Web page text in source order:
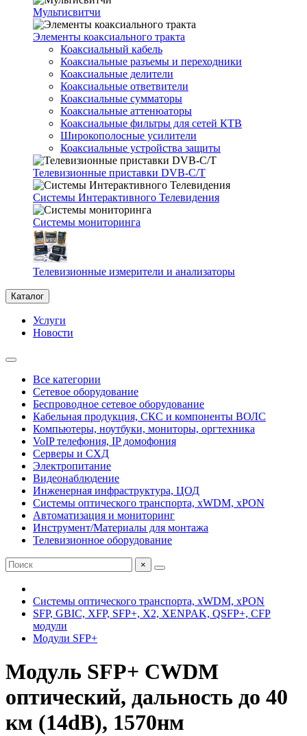
Мультисвитчи
Элементы коаксиального тракта
Коаксиальный кабель
Коаксиальные разъемы и переходники
Коаксиальные делители
Коаксиальные ответвители
Коаксиальные сумматоры
Коаксиальные аттенюаторы
Коаксиальные фильтры для сетей КТВ
Широкополосные усилители
Коаксиальные устройства защиты
Телевизионные приставки DVB-C/T
Системы Интерактивного Телевидения
Системы мониторинга
Телевизионные измерители и анализаторы
Каталог
Услуги
Новости
Все категории
Сетевое оборудование
Беспроводное сетевое оборудование
Кабельная продукция, СКС и компоненты ВОЛС
Компьютеры, ноутбуки, мониторы, оргтехника
VoIP телефония, IP домофония
Серверы и СХД
Электропитание
Видеонаблюдение
Инженерная инфраструктура, ЦОД
Системы оптического транспорта, xWDM, xPON
Автоматизация и мониторинг
Инструмент/Материалы для монтажа
Телевизионное оборудование
×
Системы оптического транспорта, xWDM, xPON
SFP, GBIC, XFP, SFP+, X2, XENPAK, QSFP+, CFP
модули
Модули SFP+
Модуль SFP+ CWDM
оптический, дальность до 40
км (14dB), 1570нм